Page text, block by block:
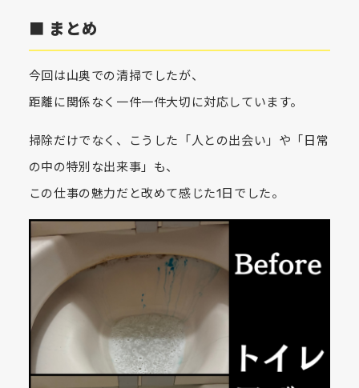
■ まとめ
今回は山奥での清掃でしたが、
距離に関係なく一件一件大切に対応しています。
掃除だけでなく、こうした「人との出会い」や「日常
の中の特別な出来事」も、
この仕事の魅力だと改めて感じた1日でした。